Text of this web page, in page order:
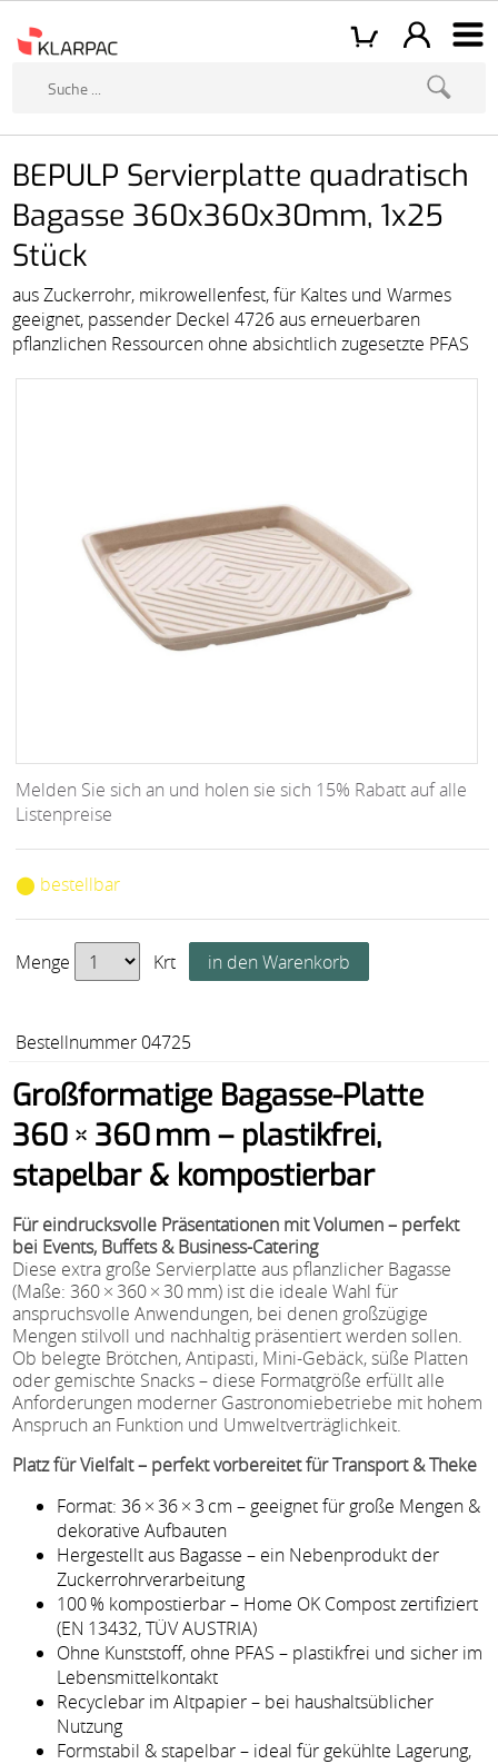
BEPULP Servierplatte quadratisch
Bagasse 360x360x30mm, 1x25
Stück
aus Zuckerrohr, mikrowellenfest, für Kaltes und Warmes
geeignet, passender Deckel 4726 aus erneuerbaren
pflanzlichen Ressourcen ohne absichtlich zugesetzte PFAS
Melden Sie sich an und holen sie sich 15% Rabatt auf alle
Listenpreise
⬤ bestellbar
Menge Krt
Bestellnummer 04725
Großformatige Bagasse-Platte
360 × 360 mm – plastikfrei,
stapelbar & kompostierbar
Für eindrucksvolle Präsentationen mit Volumen – perfekt
bei Events, Buffets & Business-Catering
Diese extra große Servierplatte aus pflanzlicher Bagasse
(Maße: 360 × 360 × 30 mm) ist die ideale Wahl für
anspruchsvolle Anwendungen, bei denen großzügige
Mengen stilvoll und nachhaltig präsentiert werden sollen.
Ob belegte Brötchen, Antipasti, Mini-Gebäck, süße Platten
oder gemischte Snacks – diese Formatgröße erfüllt alle
Anforderungen moderner Gastronomiebetriebe mit hohem
Anspruch an Funktion und Umweltverträglichkeit.
Platz für Vielfalt – perfekt vorbereitet für Transport & Theke
Format: 36 × 36 × 3 cm – geeignet für große Mengen &
dekorative Aufbauten
Hergestellt aus Bagasse – ein Nebenprodukt der
Zuckerrohrverarbeitung
100 % kompostierbar – Home OK Compost zertifiziert
(EN 13432, TÜV AUSTRIA)
Ohne Kunststoff, ohne PFAS – plastikfrei und sicher im
Lebensmittelkontakt
Recyclebar im Altpapier – bei haushaltsüblicher
Nutzung
Formstabil & stapelbar – ideal für gekühlte Lagerung,